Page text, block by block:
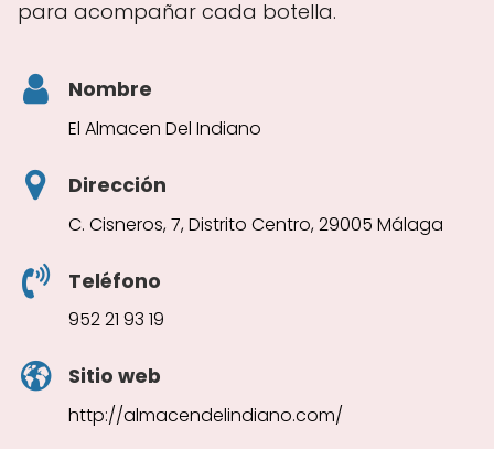
para acompañar cada botella.
Nombre
El Almacen Del Indiano
Dirección
C. Cisneros, 7, Distrito Centro, 29005 Málaga
Teléfono
952 21 93 19
Sitio web
http://almacendelindiano.com/